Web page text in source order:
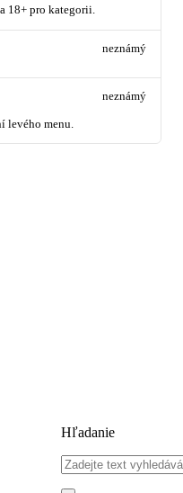
18+ pro kategorii.
neznámý
levého menu.
neznámý
Hľadanie